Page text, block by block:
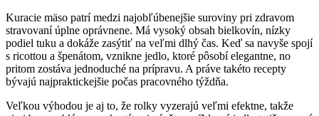
Kuracie mäso patrí medzi najobľúbenejšie suroviny pri zdravom
stravovaní úplne oprávnene. Má vysoký obsah bielkovín, nízky
podiel tuku a dokáže zasýtiť na veľmi dlhý čas. Keď sa navyše spojí
s ricottou a špenátom, vznikne jedlo, ktoré pôsobí elegantne, no
pritom zostáva jednoduché na prípravu. A práve takéto recepty
bývajú najpraktickejšie počas pracovného týždňa.
Veľkou výhodou je aj to, že rolky vyzerajú veľmi efektne, takže